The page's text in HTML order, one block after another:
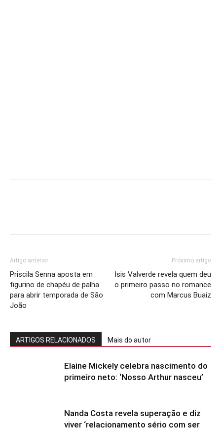
Artigo anterior
Priscila Senna aposta em
figurino de chapéu de palha
para abrir temporada de São
João
Próximo artigo
Isis Valverde revela quem deu
o primeiro passo no romance
com Marcus Buaiz
ARTIGOS RELACIONADOS Mais do autor
Elaine Mickely celebra nascimento do
primeiro neto: ‘Nosso Arthur nasceu’
Nanda Costa revela superação e diz
viver ‘relacionamento sério com ser